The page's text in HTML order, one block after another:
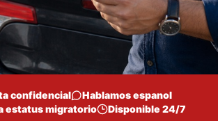
confidencial
Hablamos espanol
estatus migratorio
Disponible 24/7